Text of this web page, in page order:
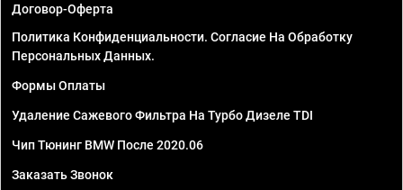
Договор-Оферта
Политика Конфиденциальности. Согласие На Обработку
Персональных Данных.
Формы Оплаты
Удаление Сажевого Фильтра На Турбо Дизеле TDI
Чип Тюнинг BMW После 2020.06
Заказать Звонок